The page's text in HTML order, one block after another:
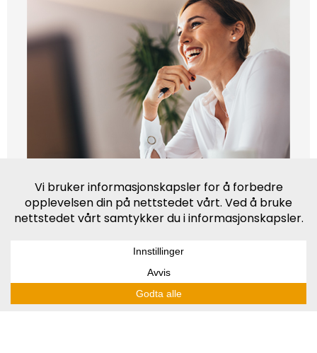
Leie én eller flere
La våre eksperter hjelpe deg når du
trenger å leie inn en spesialist. Vi kan